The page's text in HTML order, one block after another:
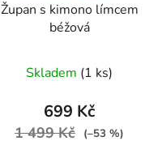
Župan s kimono límcem
béžová
Skladem (1 ks)
699 Kč
1 499 Kč (–53 %)